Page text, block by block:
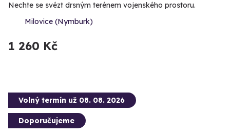
Nechte se svézt drsným terénem vojenského prostoru.
Milovice (Nymburk)
1 260 Kč
Volný termín už 08. 08. 2026
Doporučujeme